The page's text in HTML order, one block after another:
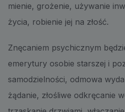
mienie, grożenie, używanie
życia, robienie jej na złość.
Znęcaniem psychicznym
emerytury osobie starszej i
samodzielności, odmowa
żądanie, złośliwe odkręcanie